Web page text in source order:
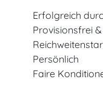
Erfolgreich
Provisionsfrei
Persönlich
Faire